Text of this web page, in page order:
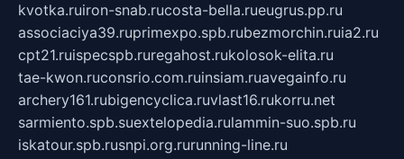
kvotka.ruiron-snab.rucosta-bella.rueugrus.pp.ru
associaciya39.ruprimexpo.spb.rubezmorchin.ruia2.ru
cpt21.ruispecspb.ruregahost.rukolosok-elita.ru
tae-kwon.ruconsrio.com.ruinsiam.ruavegainfo.ru
archery161.rubigencyclica.ruvlast16.rukorru.net
sarmiento.spb.suextelopedia.rulammin-suo.spb.ru
iskatour.spb.rusnpi.org.rurunning-line.ru